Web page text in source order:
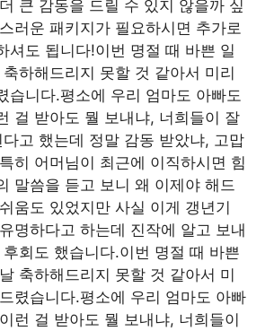
큰 감동을 드릴 수 있지 않을까 싶
러운 패키지가 필요하시면 추가로
셔도 됩니다!이번 명절 때 바쁜 일
하해드리지 못할 것 같아서 미리
습니다.평소에 우리 엄마도 아빠도
걸 받아도 뭘 보내냐, 너희들이 잘
고 했는데 정말 감동 받았냐, 고맙
히 어머님이 최근에 이직하시면 힘
말씀을 듣고 보니 왜 이제야 해드
움도 있었지만 사실 이게 갱년기
명하다고 하는데 진작에 알고 보내
회도 했습니다.이번 명절 때 바쁜
축하해드리지 못할 것 같아서 미
렸습니다.평소에 우리 엄마도 아빠
런 걸 받아도 뭘 보내냐, 너희들이